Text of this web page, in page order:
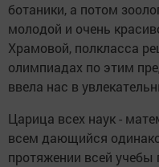
ботаники, а потом
молодой и очень
Храмовой, полкласса
олимпиадах по этим
ввела нас в
Царица всех наук -
всем дающийся
протяжении всей